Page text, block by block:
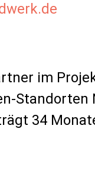
im
Standorten
34